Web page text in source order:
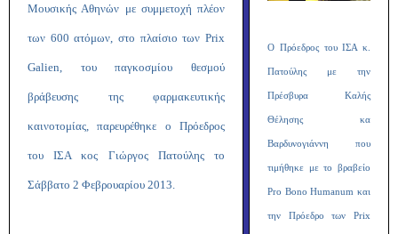
Μουσικής Αθηνών με συμμετοχή πλέον
των 600 ατόμων, στο πλαίσιο των Prix
Galien, του παγκοσμίου θεσμού
βράβευσης της φαρμακευτικής
καινοτομίας, παρευρέθηκε ο Πρόεδρος
του ΙΣΑ κος Γιώργος Πατούλης το
Σάββατο 2 Φεβρουαρίου 2013.
Ο Πρόεδρος του ΙΣΑ κ.
Πατούλης με την
Πρέσβυρα Καλής
Θέλησης κα
Βαρδυνογιάννη που
τιμήθηκε με το βραβείο
Pro Bono Humanum και
την Πρόεδρο των Prix